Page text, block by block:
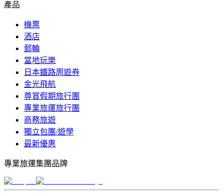
產品
機票
酒店
郵輪
當地玩樂
日本鐵路周遊券
金光飛航
尊賞假期旅行團
專業旅運旅行團
商務旅遊
獨立包團/遊學
最新優惠
專業旅運集團品牌